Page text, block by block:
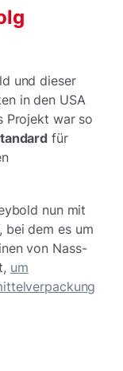
und dieser
in den USA
Projekt war so
für
nun mit
bei dem es um
von Nass-
um